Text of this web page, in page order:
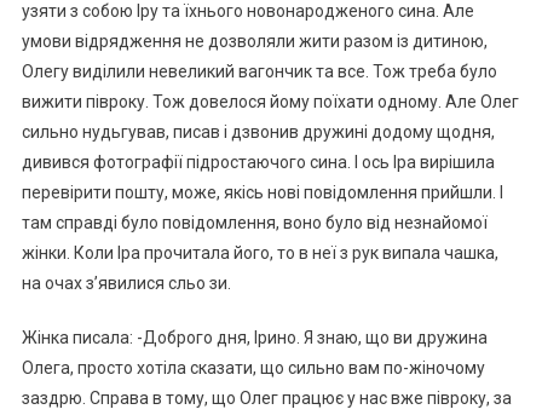
узяти з собою Іру та їхнього новонародженого сина. Але
умови відрядження не дозволяли жити разом із дитиною,
Олегу виділили невеликий вагончик та все. Тож треба було
вижити півроку. Тож довелося йому поїхати одному. Але Олег
сильно нудьгував, писав і дзвонив дружині додому щодня,
дивився фотографії підростаючого сина. І ось Іра вирішила
перевірити пошту, може, якісь нові повідомлення прийшли. І
там справді було повідомлення, воно було від незнайомої
жінки. Коли Іра прочитала його, то в неї з рук випала чашка,
на очах з’явилися сльо зи.
Жінка писала: -Доброго дня, Ірино. Я знаю, що ви дружина
Олега, просто хотіла сказати, що сильно вам по-жіночому
заздрю. Справа в тому, що Олег працює у нас вже півроку, за